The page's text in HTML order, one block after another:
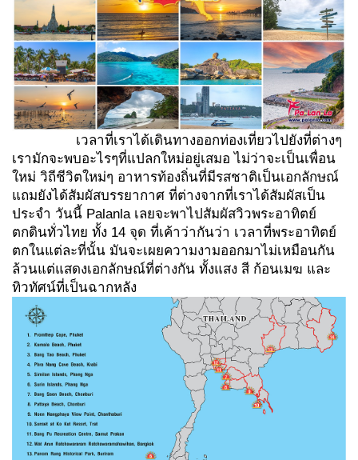
เวลาที่เราได้เดินทางออกท่องเที่ยวไปยังที่ต่างๆ
เรามักจะพบอะไรๆที่แปลกใหม่อยู่เสมอ ไม่ว่าจะเป็นเพื่อน
ใหม่ วิถีชีวิตใหม่ๆ อาหารท้องถิ่นที่มีรสชาติเป็นเอกลักษณ์
แถมยังได้สัมผัสบรรยากาศ ที่ต่างจากที่เราได้สัมผัสเป็น
ประจำ วันนี้ Palanla เลยจะพาไปสัมผัสวิวพระอาทิตย์
ตกดินทั่วไทย ทั้ง 14 จุด ที่เค้าว่ากันว่า เวลาที่พระอาทิตย์
ตกในแต่ละที่นั้น มันจะเผยความงามออกมาไม่เหมือนกัน
ล้วนแต่แสดงเอกลักษณ์ที่ต่างกัน ทั้งแสง สี ก้อนเมฆ และ
ทิวทัศน์ที่เป็นฉากหลัง